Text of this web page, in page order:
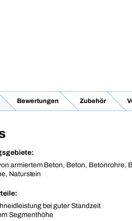
Bewertungen Zubehör
armiertem Beton, Beton, Betonrohre,
Naturstein
bei guter Standzeit
Segmenthöhe